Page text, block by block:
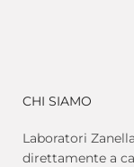
CHI SIAMO
Laboratori
direttamente a